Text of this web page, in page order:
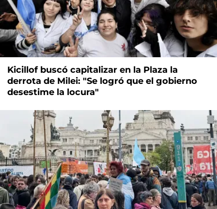
Kicillof buscó capitalizar en la Plaza la
derrota de Milei: "Se logró que el gobierno
desestime la locura"